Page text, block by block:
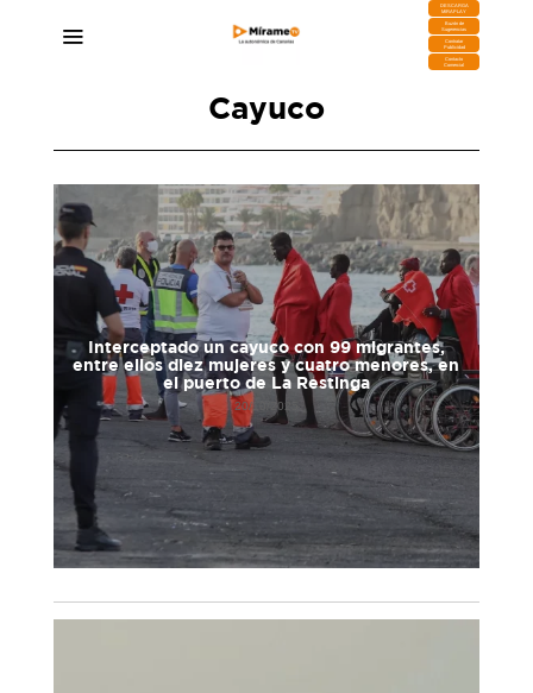
DESCARGA
MIRAPLAY
Buzón de
Sugerencias
Contratar
Publicidad
Contacto
Comercial
Cayuco
Interceptado un cayuco con 99 migrantes,
entre ellos diez mujeres y cuatro menores, en
el puerto de La Restinga
20/10/2025